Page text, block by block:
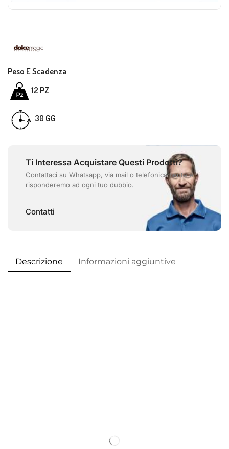
Peso E Scadenza
12 PZ
30 GG
Ti Interessa Acquistare Questi Prodotti?
Contattaci su Whatsapp, via mail o telefonicamente e
risponderemo ad ogni tuo dubbio.
Contatti
Descrizione Informazioni aggiuntive